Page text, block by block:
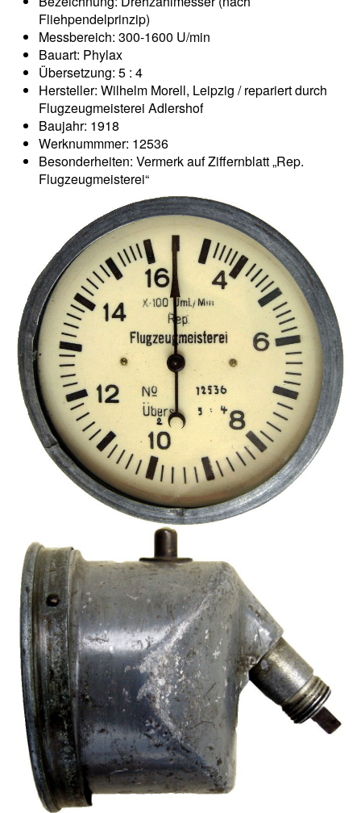
Fliehpendelprinzip)
Messbereich: 300-1600 U/min
Bauart: Phylax
Übersetzung: 5 : 4
Hersteller: Wilhelm Morell, Leipzig / repariert durch
Flugzeugmeisterei Adlershof
Baujahr: 1918
Werknummmer: 12536
Besonderheiten: Vermerk auf Ziffernblatt „Rep.
Flugzeugmeisterei“